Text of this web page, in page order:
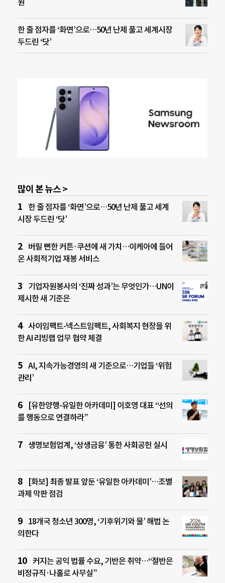
원
한 줄 점자를 ‘화면’으로…50년 난제 풀고 세계시장
두드린 ‘닷’
많이 본 뉴스 >
한 줄 점자를 ‘화면’으로…50년 난제 풀고 세계
시장 두드린 ‘닷’
버릴 뻔한 커튼·쿠션에 새 가치…이케아에 들어
온 사회적기업 재봉 서비스
기업자원봉사의 ‘진짜 성과’는 무엇인가…UN이
제시한 새 기준은
사이임팩트-넥스트임팩트, 사회복지 현장을 위
한 AI 리빙랩 업무 협약 체결
AI, 지속가능경영의 새 기준으로…기업들 ‘위험
관리’
[유한양행-유일한 아카데미] 이호영 대표 “선의
를 행동으로 연결하라”
생명보험업계, ‘상생금융’ 통한 사회공헌 실시
[화보] 최종 발표 앞둔 ‘유일한 아카데미’…조별
과제 막판 점검
18개국 청소년 300명, ‘기후위기와 물’ 해법 논
의한다
커지는 공익 법률 수요, 기반은 취약…“절반은
비정규직·나홀로 사무실”